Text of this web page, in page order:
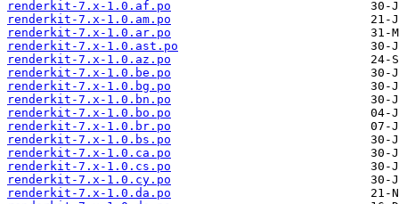
renderkit-7.x-1.0.af.po
renderkit-7.x-1.0.am.po
renderkit-7.x-1.0.ar.po
renderkit-7.x-1.0.ast.po
renderkit-7.x-1.0.az.po
renderkit-7.x-1.0.be.po
renderkit-7.x-1.0.bg.po
renderkit-7.x-1.0.bn.po
renderkit-7.x-1.0.bo.po
renderkit-7.x-1.0.br.po
renderkit-7.x-1.0.bs.po
renderkit-7.x-1.0.ca.po
renderkit-7.x-1.0.cs.po
renderkit-7.x-1.0.cy.po
renderkit-7.x-1.0.da.po